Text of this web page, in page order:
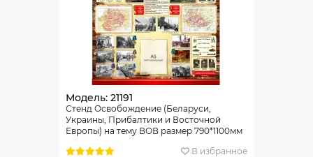
Модель: 21191
Стенд Освобождение (Беларуси,
Украины, Прибалтики и Восточной
Европы) на тему ВОВ размер 790*1100мм
В избранное